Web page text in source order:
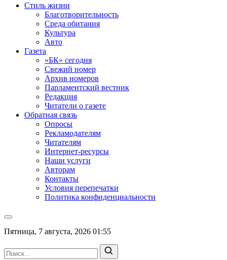
Стиль жизни
Благотворительность
Среда обитания
Культура
Авто
Газета
«БК» сегодня
Свежий номер
Архив номеров
Парламентский вестник
Редакция
Читатели о газете
Обратная связь
Опросы
Рекламодателям
Читателям
Интернет-ресурсы
Наши услуги
Авторам
Контакты
Условия перепечатки
Политика конфиденциальности
Пятница, 7 августа, 2026 01:55